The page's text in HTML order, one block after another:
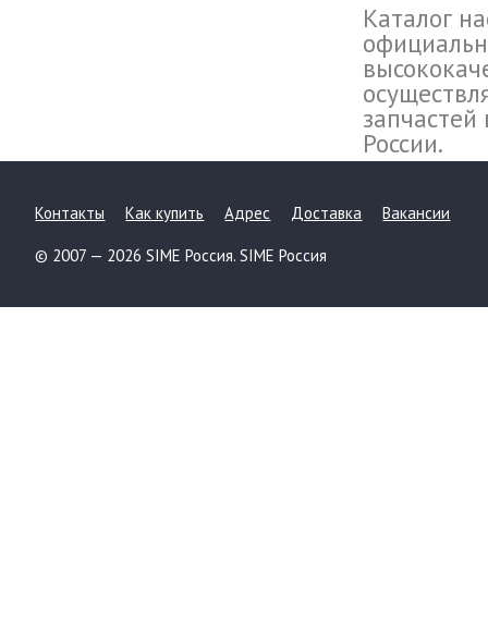
Каталог
России.
Контакты Как купить Адрес Доставка Вакансии
© 2007 — 2026 SIME Россия. SIME Россия